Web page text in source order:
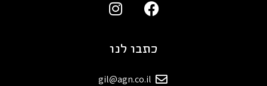
כתבו לנו
gil@agn.co.il